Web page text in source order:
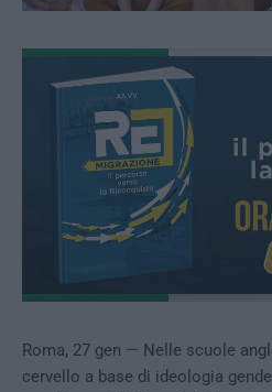
Roma, 27 gen — Nelle scuole
cervello a base di ideologia